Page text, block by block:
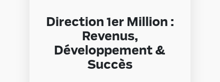
Direction 1er Million :
Revenus,
Développement &
Succès